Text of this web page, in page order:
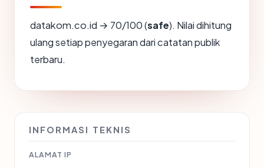
datakom.co.id → 70/100 (safe). Nilai dihitung
ulang setiap penyegaran dari catatan publik
terbaru.
INFORMASI TEKNIS
ALAMAT IP